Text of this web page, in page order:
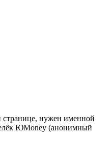
странице, нужен именной
ЮMoney (анонимный